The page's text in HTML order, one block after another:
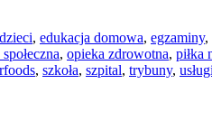
dzieci, edukacja domowa, egzaminy,
, opieka zdrowotna, piłka
, szkoła, szpital, trybuny,